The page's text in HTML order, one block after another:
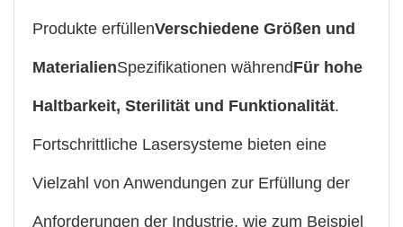
Produkte erfüllenVerschiedene Größen und
MaterialienSpezifikationen währendFür hohe
Haltbarkeit, Sterilität und Funktionalität.
Fortschrittliche Lasersysteme bieten eine
Vielzahl von Anwendungen zur Erfüllung der
Anforderungen der Industrie, wie zum Beispiel